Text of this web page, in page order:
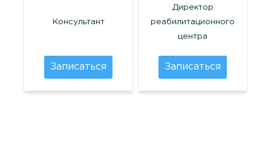
Консультант
Записаться
Директор
реабилитационного
центра
Записаться